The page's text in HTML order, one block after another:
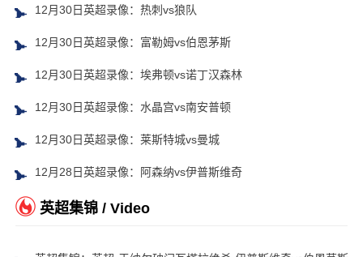
12月30日英超录像：热刺vs狼队
12月30日英超录像：富勒姆vs伯恩茅斯
12月30日英超录像：埃弗顿vs诺丁汉森林
12月30日英超录像：水晶宫vs南安普顿
12月30日英超录像：莱斯特城vs曼城
12月28日英超录像：阿森纳vs伊普斯维奇
英超集锦 / Video